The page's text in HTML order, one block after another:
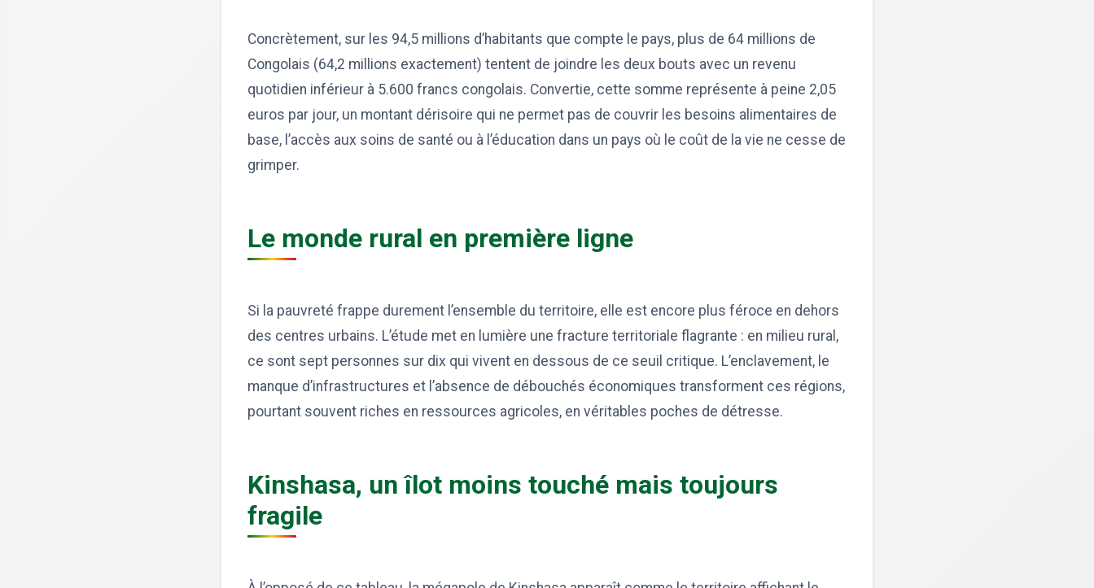
Concrètement, sur les 94,5 millions d’habitants que compte le pays, plus de 64 millions de
Congolais (64,2 millions exactement) tentent de joindre les deux bouts avec un revenu
quotidien inférieur à 5.600 francs congolais. Convertie, cette somme représente à peine 2,05
euros par jour, un montant dérisoire qui ne permet pas de couvrir les besoins alimentaires de
base, l’accès aux soins de santé ou à l’éducation dans un pays où le coût de la vie ne cesse de
grimper.
Le monde rural en première ligne
Si la pauvreté frappe durement l’ensemble du territoire, elle est encore plus féroce en dehors
des centres urbains. L’étude met en lumière une fracture territoriale flagrante : en milieu rural,
ce sont sept personnes sur dix qui vivent en dessous de ce seuil critique. L’enclavement, le
manque d’infrastructures et l’absence de débouchés économiques transforment ces régions,
pourtant souvent riches en ressources agricoles, en véritables poches de détresse.
Kinshasa, un îlot moins touché mais toujours
fragile